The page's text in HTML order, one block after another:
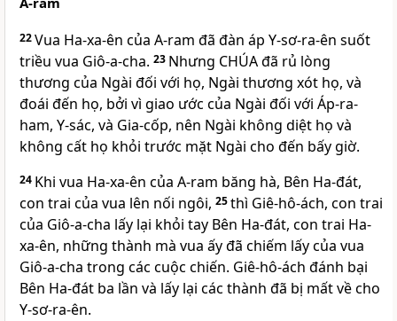
22Vua Ha-xa-ên của A-ram đã đàn áp Y-sơ-ra-ên suốt
triều vua Giô-a-cha. 23 Nhưng CHÚAđã rủ lòng
thương của Ngài đối với họ, Ngài thương xót họ, và
đoái đến họ, bởi vì giao ước của Ngài đối với Áp-ra-
ham, Y-sác, và Gia-cốp, nên Ngài không diệt họ và
không cất họ khỏi trước mặt Ngài cho đến bấy giờ.
24 Khi vua Ha-xa-ên của A-ram băng hà, Bên Ha-đát,
con trai của vua lên nối ngôi, 25thì Giê-hô-ách, con trai
của Giô-a-cha lấy lại khỏi tay Bên Ha-đát, con trai Ha-
xa-ên, những thành mà vua ấy đã chiếm lấy của vua
Giô-a-cha trong các cuộc chiến. Giê-hô-ách đánh bại
Bên Ha-đát ba lần và lấy lại các thành đã bị mất về cho
Y-sơ-ra-ên.